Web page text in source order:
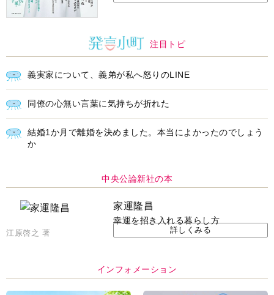
注目トピ
義実家について、義弟が私へ怒りのLINE
同僚の心無い言葉に気持ちが折れた
結婚1か月で離婚を決めました。本当によかったのでしょう
か
中央公論新社の本
家運隆昌
幸運を招き入れる暮らし方
江原啓之 著 詳しくみる
インフォメーション